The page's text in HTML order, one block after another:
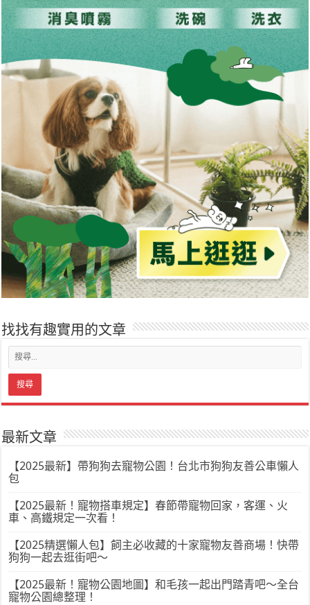
找找有趣實用的文章
最新文章
【2025最新】帶狗狗去寵物公園！台北市狗狗友善公車懶人
包
【2025最新！寵物搭車規定】春節帶寵物回家，客運、火
車、高鐵規定一次看！
【2025精選懶人包】飼主必收藏的十家寵物友善商場！快帶
狗狗一起去逛街吧～
【2025最新！寵物公園地圖】和毛孩一起出門踏青吧～全台
寵物公園總整理！